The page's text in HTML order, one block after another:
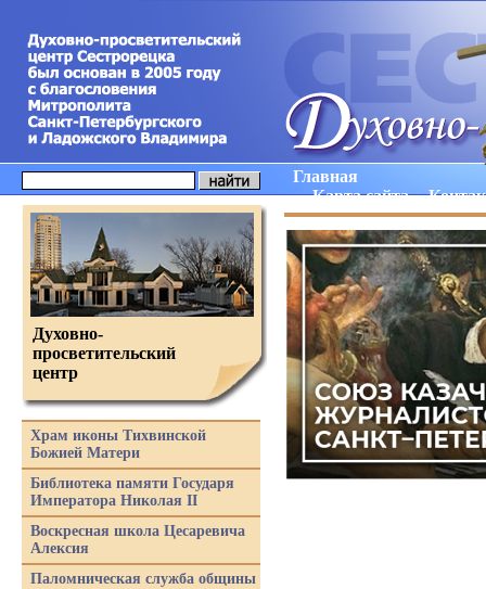
Главная
Карта сайта
Духовно-
просветительский
центр
Храм иконы Тихвинской
Божией Матери
Библиотека памяти Государя
Императора Николая II
Воскресная школа Цесаревича
Алексия
Паломническая служба общины